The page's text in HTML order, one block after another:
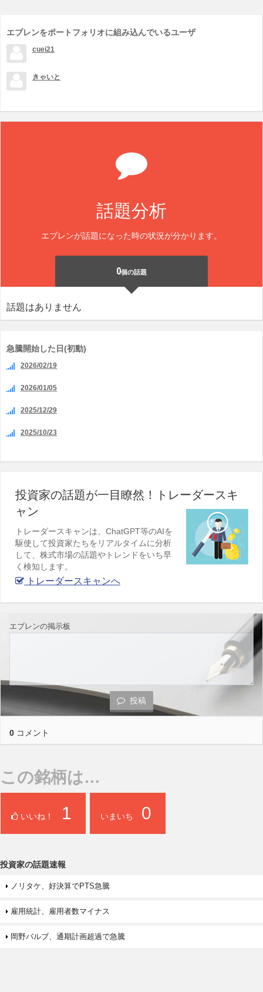
エブレンをポートフォリオに組み込んでいるユーザ
cuei21
きゃいと
話題分析
エブレンが話題になった時の状況が分かります。
0個の話題
話題はありません
急騰開始した日(初動)
2026/02/19
2026/01/05
2025/12/29
2025/10/23
投資家の話題が一目瞭然！トレーダースキ
ャン
トレーダースキャンは、ChatGPT等のAIを
駆使して投資家たちをリアルタイムに分析
して、株式市場の話題やトレンドをいち早
く検知します。
トレーダースキャンへ
エブレンの掲示板
投稿
0 コメント
この銘柄は…
いいね！ 1 いまいち 0
投資家の話題速報
ノリタケ、好決算でPTS急騰
雇用統計、雇用者数マイナス
岡野バルブ、通期計画超過で急騰